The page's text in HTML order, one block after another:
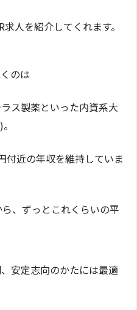
人を紹介してくれます。
のは
ス製薬といった内資系大
付近の年収を維持していま
、ずっとこれくらいの平
安定志向のかたには最適